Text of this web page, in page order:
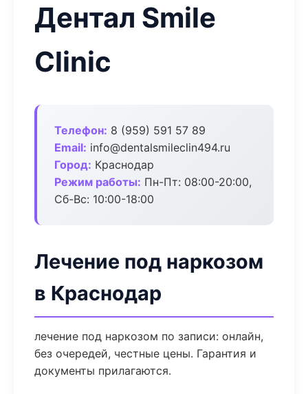
Дентал Smile
Clinic
Телефон: 8 (959) 591 57 89
Email: info@dentalsmileclin494.ru
Город: Краснодар
Режим работы: Пн-Пт: 08:00-20:00,
Сб-Вс: 10:00-18:00
Лечение под наркозом
в Краснодар
лечение под наркозом по записи: онлайн,
без очередей, честные цены. Гарантия и
документы прилагаются.